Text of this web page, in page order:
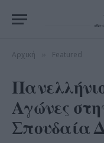
Αρχική Featured
Αγώνες
Σπουδαία